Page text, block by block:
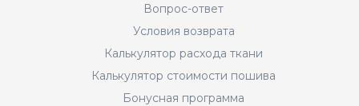
Вопрос-ответ
Условия возврата
Калькулятор расхода ткани
Калькулятор стоимости пошива
Бонусная программа